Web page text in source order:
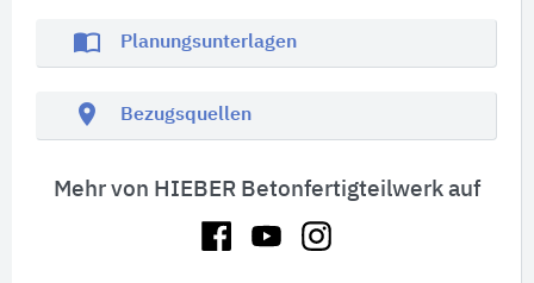
import_contacts Planungsunterlagen
location_on Bezugsquellen
Mehr von HIEBER Betonfertigteilwerk auf